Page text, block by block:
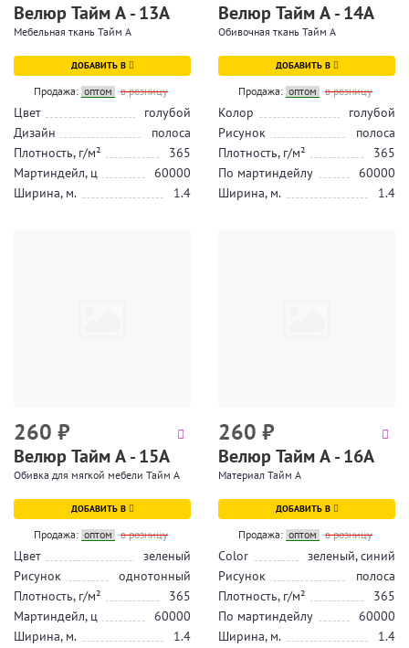
Велюр Тайм А - 13А
Мебельная ткань Тайм А
ДОБАВИТЬ В
Продажа: оптом в розницу
Цвет
голубой
Дизайн
полоса
Плотность, г/м²
365
Мартиндейл, ц
60000
Ширина, м.
1.4
Велюр Тайм А - 14А
Обивочная ткань Тайм А
ДОБАВИТЬ В
Продажа: оптом в розницу
Колор
голубой
Рисунок
полоса
Плотность, г/м²
365
По мартиндейлу
60000
Ширина, м.
1.4
260 ₽
Велюр Тайм А - 15А
Обивка для мягкой мебели Тайм А
ДОБАВИТЬ В
Продажа: оптом в розницу
Цвет
зеленый
Рисунок
однотонный
Плотность, г/м²
365
Мартиндейл, ц
60000
Ширина, м.
1.4
260 ₽
Велюр Тайм А - 16А
Материал Тайм А
ДОБАВИТЬ В
Продажа: оптом в розницу
Color
зеленый, синий
Рисунок
полоса
Плотность, г/м²
365
По мартиндейлу
60000
Ширина, м.
1.4